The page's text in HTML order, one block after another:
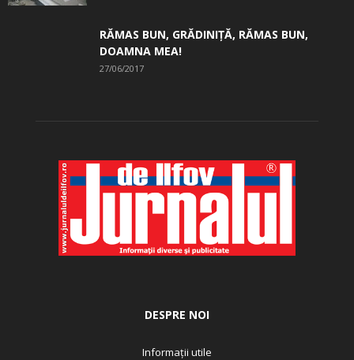
RĂMAS BUN, GRĂDINIŢĂ, ­RĂMAS BUN,
DOAMNA MEA!
27/06/2017
DESPRE NOI
Informații utile